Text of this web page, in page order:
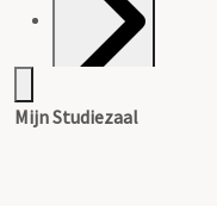
Mijn Studiezaal